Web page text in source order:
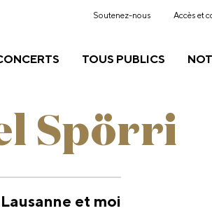
Soutenez-nous Accès et
TOUS PUBLICS
Spörri
et moi